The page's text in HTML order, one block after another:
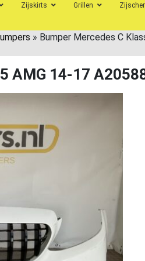
Zijskirts Grillen
» Bumper Mercedes C
AMG 14-17